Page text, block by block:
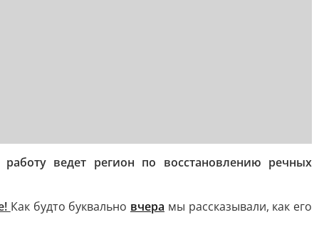
ведет регион по восстановлению речных
Как будто буквально вчера мы рассказывали, как его